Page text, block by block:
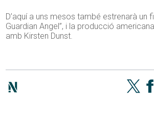
D’aquí a uns mesos també estrenarà un
Guardian Angel”, i la producció
amb Kirsten Dunst.